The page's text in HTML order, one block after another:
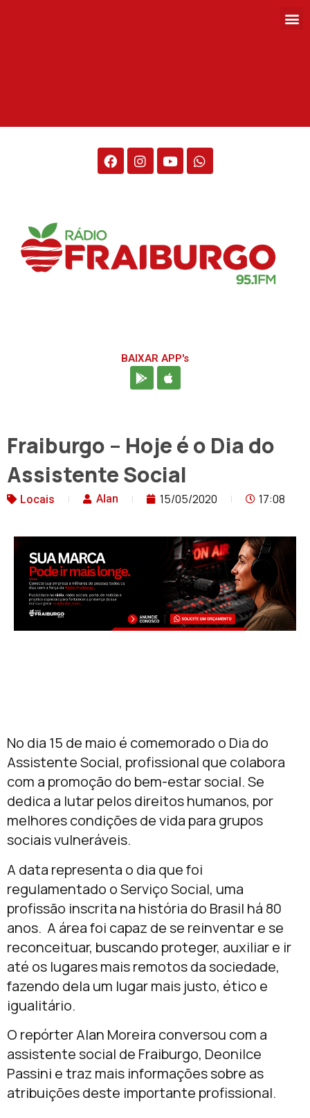
BAIXAR APP's
Fraiburgo – Hoje é o Dia do
Assistente Social
Locais Alan 15/05/2020 17:08
No dia 15 de maio é comemorado o Dia do
Assistente Social, profissional que colabora
com a promoção do bem-estar social. Se
dedica a lutar pelos direitos humanos, por
melhores condições de vida para grupos
sociais vulneráveis.
A data representa o dia que foi
regulamentado o Serviço Social, uma
profissão inscrita na história do Brasil há 80
anos. A área foi capaz de se reinventar e se
reconceituar, buscando proteger, auxiliar e ir
até os lugares mais remotos da sociedade,
fazendo dela um lugar mais justo, ético e
igualitário.
O repórter Alan Moreira conversou com a
assistente social de Fraiburgo, Deonilce
Passini e traz mais informações sobre as
atribuições deste importante profissional.